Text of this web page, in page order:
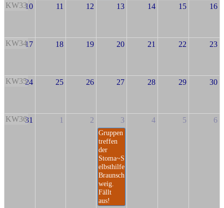
KW3310 11 12 13 14 15 16
KW3417 18 19 20 21 22 23
KW3524 25 26 27 28 29 30
KW3631 1 2 3
Gruppen
treffen
der
Stoma~S
elbsthilfe
Braunsch
weig.
Fällt
aus!
4 5 6